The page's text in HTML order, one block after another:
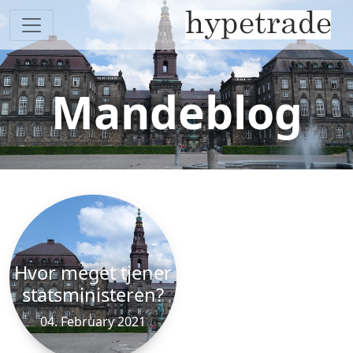
Mandeblog
Hvor meget tjener
statsministeren?
04. February 2021